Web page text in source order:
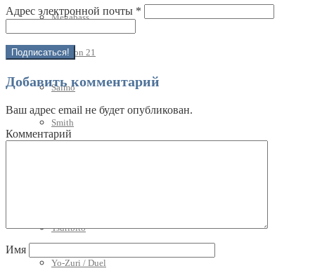
Megabass
Pontoon 21
Salmo
Smith
Tsuribito
Yo-Zuri / Duel
Адрес электронной почты *
Добавить комментарий
Ваш адрес email не будет опубликован.
Комментарий
Имя